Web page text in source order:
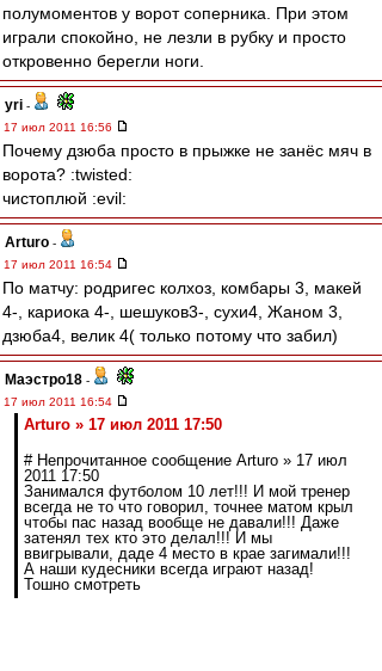
полумоментов у ворот соперника. При этом
играли спокойно, не лезли в рубку и просто
откровенно берегли ноги.
yri -
17 июл 2011 16:56
Почему дзюба просто в прыжке не занёс мяч в
ворота? :twisted:
чистоплюй :evil:
Arturo -
17 июл 2011 16:54
По матчу: родригес колхоз, комбары 3, макей
4-, кариока 4-, шешуков3-, сухи4, Жаном 3,
дзюба4, велик 4( только потому что забил)
Маэстро18 -
17 июл 2011 16:54
Arturo » 17 июл 2011 17:50
# Непрочитанное сообщение Arturo » 17 июл
2011 17:50
Занимался футболом 10 лет!!! И мой тренер
всегда не то что говорил, точнее матом крыл
чтобы пас назад вообще не давали!!! Даже
затенял тех кто это делал!!! И мы
ввигрывали, даде 4 место в крае загимали!!!
А наши кудесники всегда играют назад!
Тошно смотреть